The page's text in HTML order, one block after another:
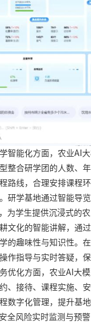
智能化方面，农业AI
整合研学团的人数、
路线，合理安排课程
研学基地通过智能导
为学生提供沉浸式的
文化的智能讲解，通
的趣味性与知识性。
作指导与实时答疑，
优化方面，农业AI大
、接待、课程实施、
数字化管理，提升基
全风险实时监测与预